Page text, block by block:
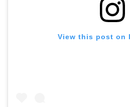
View this post on